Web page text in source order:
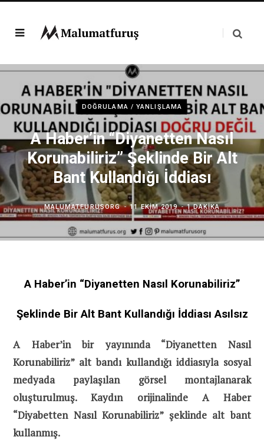
DOĞRULAMA / YANLIŞLAMA
A Haber’in “Diyanetten Nasıl
Korunabiliriz” Şeklinde Bir Alt
Bant Kullandığı İddiası
MALUMATFURUSORG 11 EKIM 2019 1 DAKIKA
A Haber’in “Diyanetten Nasıl Korunabiliriz”
Şeklinde Bir Alt Bant Kullandığı İddiası Asılsız
A Haber’in bir yayınında “Diyanetten Nasıl
Korunabiliriz” alt bandı kullandığı iddiasıyla sosyal
medyada paylaşılan görsel montajlanarak
oluşturulmuş. Kaydın orijinalinde A Haber
“Diyabetten Nasıl Korunabiliriz” şeklinde alt bant
kullanmış.